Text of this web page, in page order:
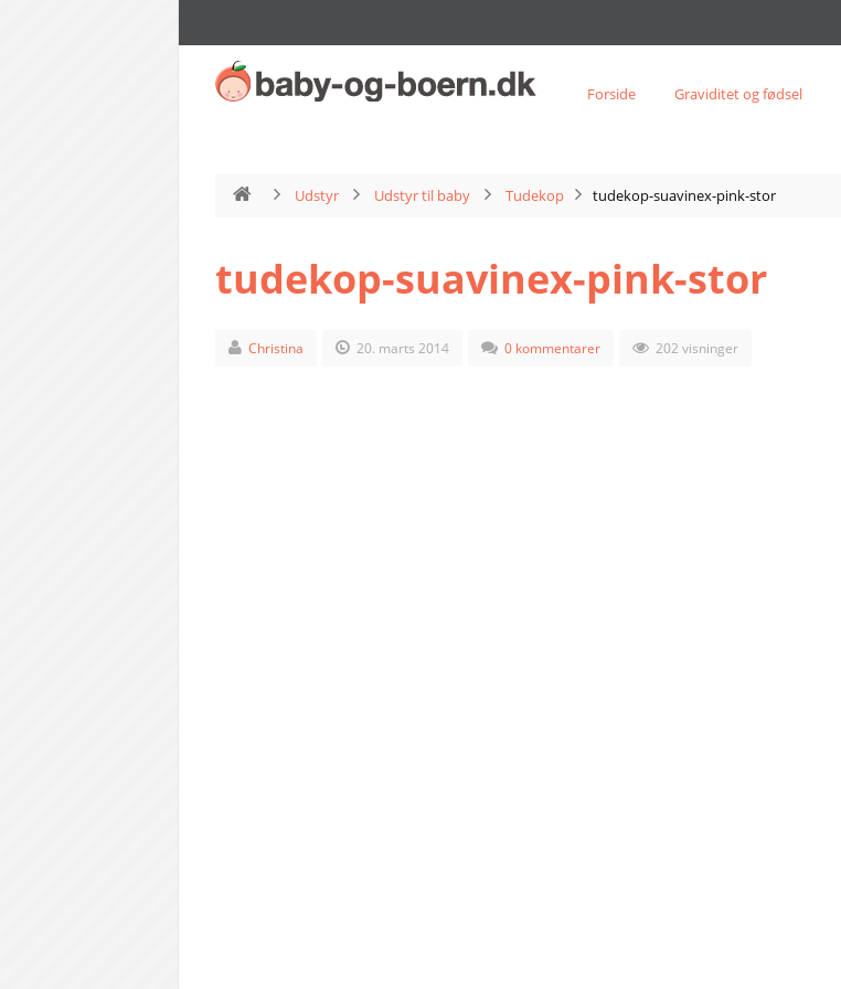
Forside Graviditet og fødsel
Udstyr Udstyr til baby Tudekop tudekop-suavinex-pink-stor
tudekop-suavinex-pink-stor
Christina 20. marts 2014 0 kommentarer 202 visninger